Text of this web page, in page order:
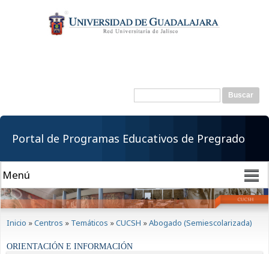
contenido
principal
Formulario de
Buscar
Portal de Programas Educativos de Pregrado
Inicio »Centros » Temáticos »CUCSH »Abogado (Semiescolarizada)
ORIENTACIÓN E INFORMACIÓN